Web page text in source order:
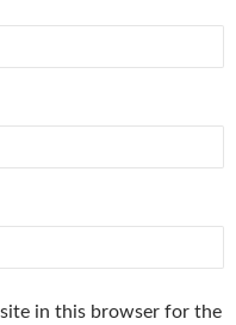
in this browser for the